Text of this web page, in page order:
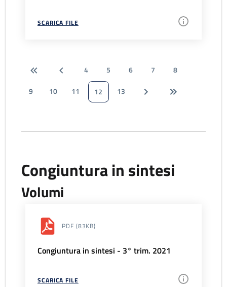
SCARICA FILE
4 5 6 7
8
9
10 11 12 13
Congiuntura in sintesi
Volumi
PDF (83KB)
Congiuntura in sintesi - 3° trim. 2021
SCARICA FILE